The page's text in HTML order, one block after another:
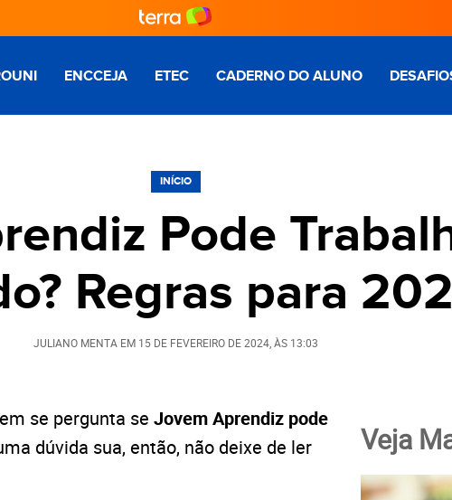
ENCCEJA ETEC CADERNO DO ALUNO
INÍCIO
Pode
Regras para
JULIANO MENTA EM 15 DE FEVEREIRO DE 2024, ÀS 13:03
se pergunta se Jovem Aprendiz pode
dúvida sua, então, não deixe de ler
Veja